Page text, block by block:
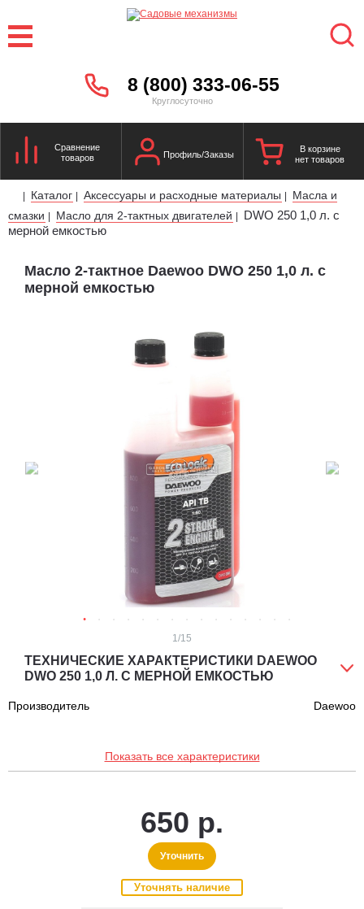
8 (800) 333-06-55
Круглосуточно
Сравнение
товаров
Профиль/Заказы
В корзине
нет товаров
| Каталог | Аксессуары и расходные материалы |
Масла и
смазки | Масло для 2-тактных двигателей |
DWO 250 1,0 л. с
мерной емкостью
Масло 2-тактное Daewoo DWO 250 1,0 л. с
мерной емкостью
1 /15
ТЕХНИЧЕСКИЕ ХАРАКТЕРИСТИКИ DAEWOO
DWO 250 1,0 Л. С МЕРНОЙ ЕМКОСТЬЮ
Производитель Daewoo
Показать все характеристики
650 р.
Уточнить
Уточнять наличие